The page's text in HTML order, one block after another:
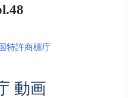
特許商標庁
動画